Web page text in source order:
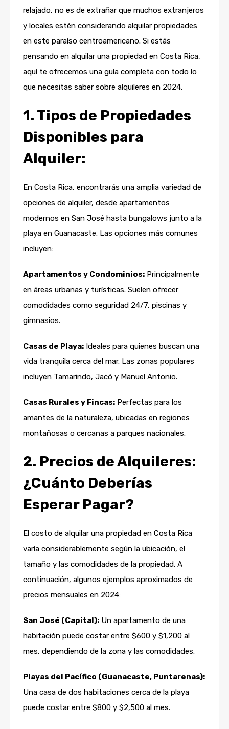
relajado, no es de extrañar que muchos extranjeros
y locales estén considerando alquilar propiedades
en este paraíso centroamericano. Si estás
pensando en alquilar una propiedad en Costa Rica,
aquí te ofrecemos una guía completa con todo lo
que necesitas saber sobre alquileres en 2024.
1. Tipos de Propiedades
Disponibles para
Alquiler:
En Costa Rica, encontrarás una amplia variedad de
opciones de alquiler, desde apartamentos
modernos en San José hasta bungalows junto a la
playa en Guanacaste. Las opciones más comunes
incluyen:
Apartamentos y Condominios: Principalmente
en áreas urbanas y turísticas. Suelen ofrecer
comodidades como seguridad 24/7, piscinas y
gimnasios.
Casas de Playa: Ideales para quienes buscan una
vida tranquila cerca del mar. Las zonas populares
incluyen Tamarindo, Jacó y Manuel Antonio.
Casas Rurales y Fincas: Perfectas para los
amantes de la naturaleza, ubicadas en regiones
montañosas o cercanas a parques nacionales.
2. Precios de Alquileres:
¿Cuánto Deberías
Esperar Pagar?
El costo de alquilar una propiedad en Costa Rica
varía considerablemente según la ubicación, el
tamaño y las comodidades de la propiedad. A
continuación, algunos ejemplos aproximados de
precios mensuales en 2024:
San José (Capital): Un apartamento de una
habitación puede costar entre $600 y $1,200 al
mes, dependiendo de la zona y las comodidades.
Playas del Pacífico (Guanacaste, Puntarenas):
Una casa de dos habitaciones cerca de la playa
puede costar entre $800 y $2,500 al mes.